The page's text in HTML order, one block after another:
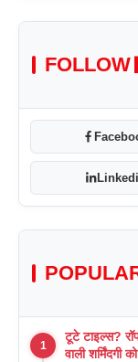
FOLLOW
1
टूटे टाइल्स?
वाली